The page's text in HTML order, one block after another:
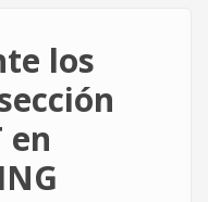
los
en